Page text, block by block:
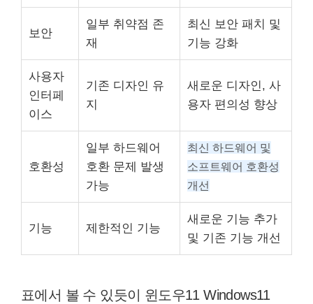
보안
일부 취약점 존
재
최신 보안 패치 및
기능 강화
사용자
인터페
이스
기존 디자인 유
지
새로운 디자인, 사
용자 편의성 향상
호환성
일부 하드웨어
호환 문제 발생
가능
최신 하드웨어 및
소프트웨어 호환성
개선
기능 제한적인 기능
새로운 기능 추가
및 기존 기능 개선
표에서 볼 수 있듯이 윈도우11 Windows11